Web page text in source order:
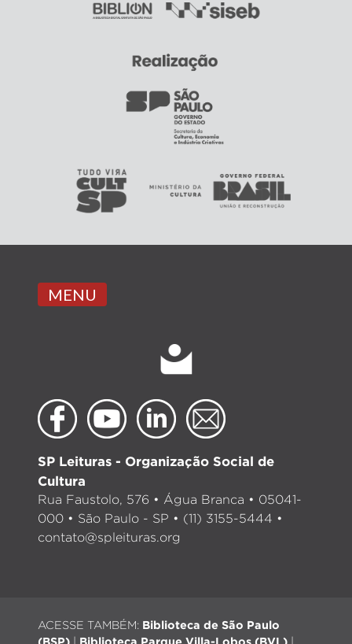
MENU
SP Leituras - Organização Social de
Cultura
Rua Faustolo, 576 • Água Branca • 05041-
000 • São Paulo - SP • (11) 3155-5444 •
contato@spleituras.org
ACESSE TAMBÉM: Biblioteca de São Paulo
(BSP)
Biblioteca Parque Villa-Lobos (BVL)